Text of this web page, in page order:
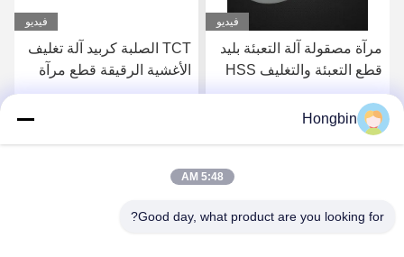
فيديو
مرآة مصقولة آلة التعبئة بليد
قطع التعبئة والتغليف HSS
فيديو
TCT الصلبة كربيد آلة تغليف
الأغشية الرقيقة قطع مرآة
شفرة مصقولة
Hongbin
5:48 AM
Good day, what product are you looking for?